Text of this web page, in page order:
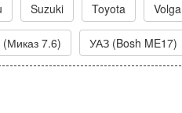
Suzuki Toyota
(Миказ 7.6) УАЗ (Bosh ME17)